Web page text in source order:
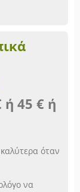
ή 45 € ή
όταν
να